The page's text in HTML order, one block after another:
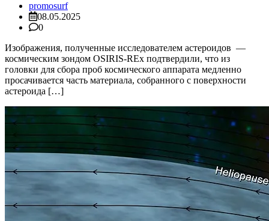
promosurf
08.05.2025
0
Изображения, полученные исследователем астероидов —
космическим зондом OSIRIS-REx подтвердили, что из
головки для сбора проб космического аппарата медленно
просачивается часть материала, собранного с поверхности
астероида […]